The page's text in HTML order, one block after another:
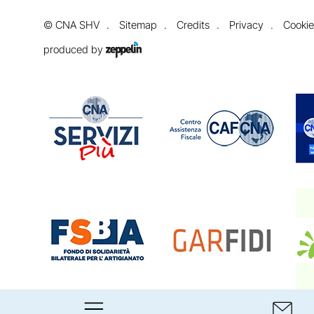
© CNA SHV Sitemap Credits Privacy
produced by